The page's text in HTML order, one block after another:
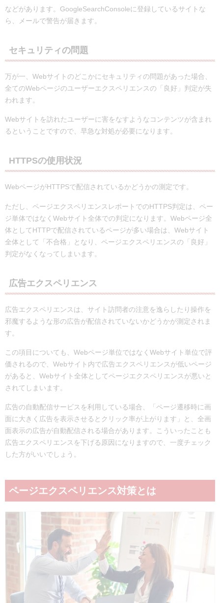
などがあります。GoogleSearchConsoleに登録しているサイトな
ら、メールで警告が届きます。
セキュリティの問題
万が一、Webサイトのどこかにセキュリティの問題があった場合、
全てのWebページのユーザーエクスペリエンスの「良好」判定が失
われます。
Webサイトを訪れたユーザーに害をなすようなコンテンツが含まれ
るということですので、早急な対処が必要になります。
HTTPSの使用状況
WebページがHTTPSで配信されているかどうかの測定です。
ただし、ページエクスペリエンスレポートでのHTTPS判定は、ペー
ジ単体ではなくWebサイト全体での判定になります。Webページ全
体としてHTTPで配信されているページが多い場合は、Webサイト
全体として「不合格」となり、ページエクスペリエンスの「良好」
判定がなくなってしまいます。
広告エクスペリエンス
広告エクスペリエンスは、サイト訪問者の注意を逸らしたり操作を
邪魔するような形の広告が配信されていないかどうかが測定されま
す。
この項目についても、Webページ単位ではなくWebサイト単位で評
価されるので、Webサイト内で広告エクスペリエンスが低いページ
があると、Webサイト全体としてページエクスペリエンスが悪いと
されてしまいます。
広告の自動配信サービスを利用している場合、「ページ遷移時に画
面に大きく広告を表示させるとクリック率が上がります」と、全画
面表示の広告が自動配信される場合があります。こういったことも
広告エクスペリエンスを下げる原因になりますので、一度チェック
した方がいいでしょう。
ページエクスペリエンス対策とは